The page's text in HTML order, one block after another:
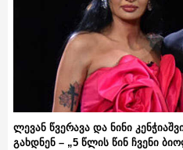
ლევან წვერავა და ნინი
გახდნენ – „5 წლის წინ ჩვენი